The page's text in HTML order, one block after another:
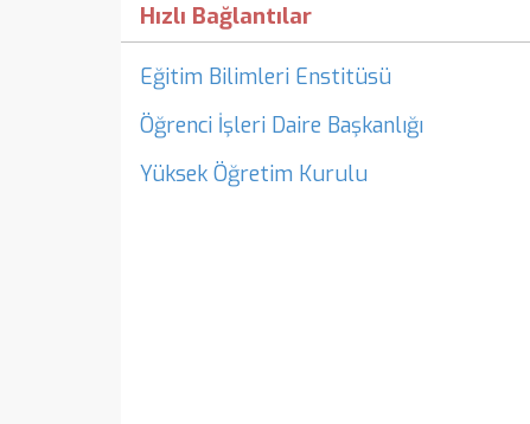
Hızlı Bağlantılar
Eğitim Bilimleri Enstitüsü
Öğrenci İşleri Daire Başkanlığı
Yüksek Öğretim Kurulu